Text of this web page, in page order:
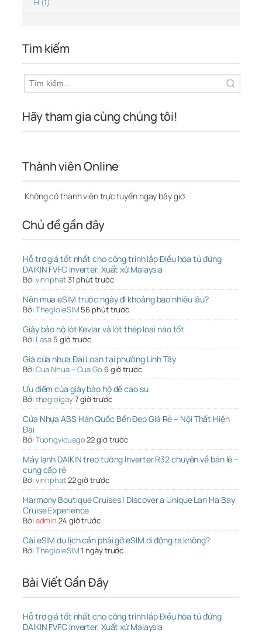
H (1)
Tìm kiếm
Hãy tham gia cùng chúng tôi!
Thành viên Online
Không có thành viên trực tuyến ngay bây giờ
Chủ đề gần đây
Hỗ trợ giá tốt nhất cho công trình lắp Điều hòa tủ đứng
DAIKIN FVFC Inverter, Xuất xứ Malaysia
Bởi vinhphat31 phút trước
Nên mua eSIM trước ngày đi khoảng bao nhiêu lâu?
Bởi ThegioieSIM 56 phút trước
Giày bảo hộ lót Kevlar và lót thép loại nào tốt
Bởi Lasa 5 giờ trước
Giá cửa nhựa Đài Loan tại phường Linh Tây
Bởi Cua Nhua – Cua Go 6 giờ trước
Ưu điểm của giày bảo hộ đế cao su
Bởi thegioigay7 giờ trước
Cửa Nhựa ABS Hàn Quốc Bền Đẹp Giá Rẻ – Nội Thất Hiện
Đại
Bởi Tuongvicuago22 giờ trước
Máy lạnh DAIKIN treo tường Inverter R32 chuyên về bán lẻ –
cung cấp rẻ
Bởi vinhphat22 giờ trước
Harmony Boutique Cruises | Discover a Unique Lan Ha Bay
Cruise Experience
Bởi admin 24 giờ trước
Cài eSIM du lịch cần phải gỡ eSIM di động ra không?
Bởi ThegioieSIM1 ngày trước
Bài Viết Gần Đây
Hỗ trợ giá tốt nhất cho công trình lắp Điều hòa tủ đứng
DAIKIN FVFC Inverter, Xuất xứ Malaysia